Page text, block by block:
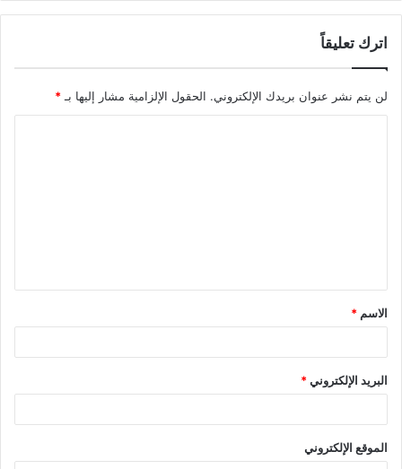
اترك تعليقاً
لن يتم نشر عنوان بريدك الإلكتروني. الحقول الإلزامية مشار إليها بـ *
ق
*
الاسم *
البريد الإلكتروني*
الموقع الإلكتروني